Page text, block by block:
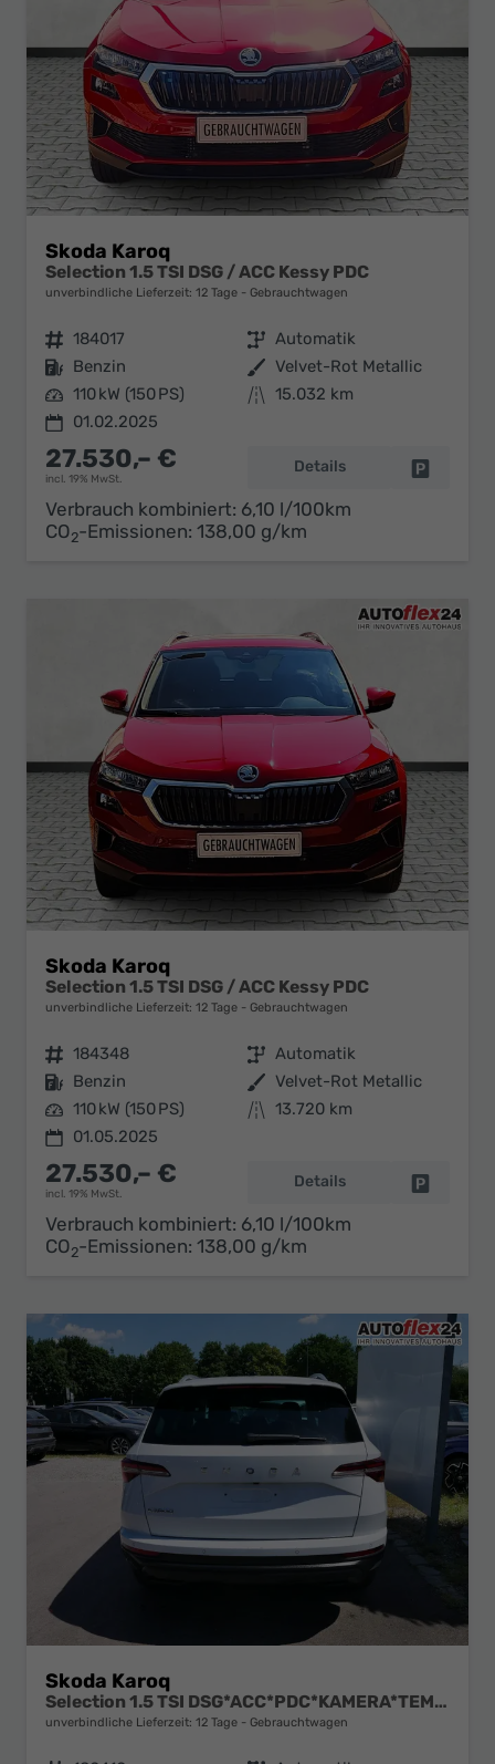
Skoda Karoq
Selection 1.5 TSI DSG / ACC Kessy PDC
unverbindliche Lieferzeit: 12 Tage Gebrauchtwagen
Fahrzeugnr. 184017 Getriebe Automatik
Kraftstoff Benzin Außenfarbe Velvet-Rot Metallic
Leistung 110 kW (150 PS) Kilometerstand 15.032 km
01.02.2025
27.530,– €
incl. 19% MwSt.
Details
Verbrauch kombiniert: 6,10 l/100km
CO2-Emissionen: 138,00 g/km
Skoda Karoq
Selection 1.5 TSI DSG / ACC Kessy PDC
unverbindliche Lieferzeit: 12 Tage Gebrauchtwagen
Fahrzeugnr. 184348 Getriebe Automatik
Kraftstoff Benzin Außenfarbe Velvet-Rot Metallic
Leistung 110 kW (150 PS) Kilometerstand 13.720 km
01.05.2025
27.530,– €
incl. 19% MwSt.
Details
Verbrauch kombiniert: 6,10 l/100km
CO2-Emissionen: 138,00 g/km
Skoda Karoq
Selection 1.5 TSI DSG*ACC*PDC*KAMERA*TEMPOMAT*LED*SMARTLINK*KLIMA*RADIO*17-ZOLL
unverbindliche Lieferzeit: 12 Tage Gebrauchtwagen